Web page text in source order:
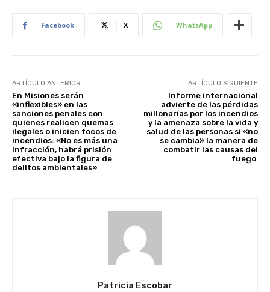
Facebook X WhatsApp
ARTÍCULO ANTERIOR
En Misiones serán
«inflexibles» en las
sanciones penales con
quienes realicen quemas
ilegales o inicien focos de
incendios: «No es más una
infracción, habrá prisión
efectiva bajo la figura de
delitos ambientales»
ARTÍCULO SIGUIENTE
Informe internacional
advierte de las pérdidas
millonarias por los incendios
y la amenaza sobre la vida y
salud de las personas si «no
se cambia» la manera de
combatir las causas del
fuego
Patricia Escobar